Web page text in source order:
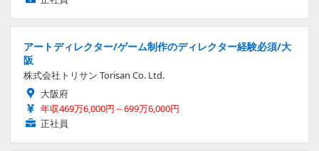
アートディレクター/ゲーム制作のディレクター経験必須/大
阪
株式会社トリサン Torisan Co. Ltd.
大阪府
年収469万6,000円～699万6,000円
正社員